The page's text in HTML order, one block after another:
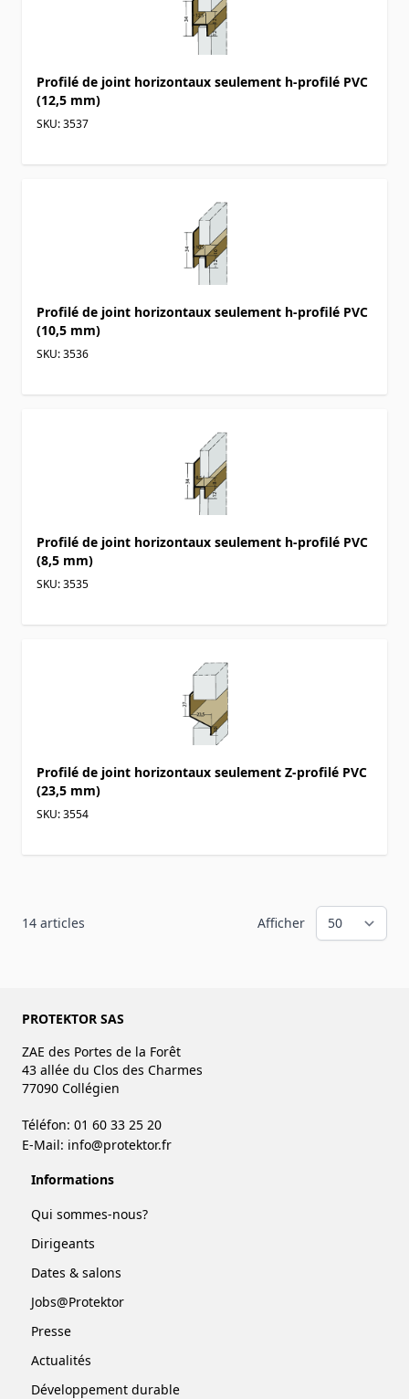
Profilé de joint horizontaux seulement h-profilé PVC
(12,5 mm)
SKU: 3537
Profilé de joint horizontaux seulement h-profilé PVC
(10,5 mm)
SKU: 3536
Profilé de joint horizontaux seulement h-profilé PVC
(8,5 mm)
SKU: 3535
Profilé de joint horizontaux seulement Z-profilé PVC
(23,5 mm)
SKU: 3554
14 articles Afficher
PROTEKTOR SAS
ZAE des Portes de la Forêt
43 allée du Clos des Charmes
77090 Collégien
Téléfon: 01 60 33 25 20
E-Mail: info@protektor.fr
Informations
Qui sommes-nous?
Dirigeants
Dates & salons
Jobs@Protektor
Presse
Actualités
Développement durable